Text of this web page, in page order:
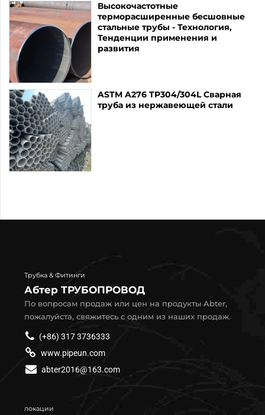
Высокочастотные
терморасширенные бесшовные
стальные трубы - Технология,
Тенденции применения и
развития
ASTM A276 TP304/304L Сварная
труба из нержавеющей стали
Трубка & Фитинги
Абтер ТРУБОПРОВОД
По вопросам продаж или цен на продукты Abter,
пожалуйста, свяжитесь с одним из наших продаж.
(+86) 317 3736333
www.pipeun.com
abter2016@163.com
локации